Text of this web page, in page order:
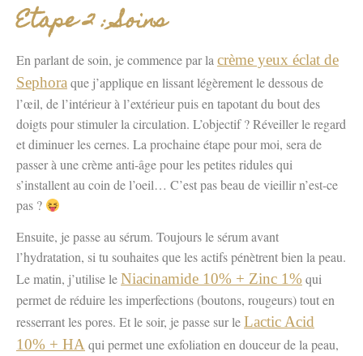
Etape 2 : Soins
En parlant de soin, je commence par la crème yeux éclat de
Sephora que j’applique en lissant légèrement le dessous de
l’œil, de l’intérieur à l’extérieur puis en tapotant du bout des
doigts pour stimuler la circulation. L’objectif ? Réveiller le regard
et diminuer les cernes. La prochaine étape pour moi, sera de
passer à une crème anti-âge pour les petites ridules qui
s’installent au coin de l’oeil… C’est pas beau de vieillir n’est-ce
pas ?
Ensuite, je passe au sérum. Toujours le sérum avant
l’hydratation, si tu souhaites que les actifs pénètrent bien la peau.
Le matin, j’utilise leNiacinamide 10% + Zinc 1% qui
permet de réduire les imperfections (boutons, rougeurs) tout en
resserrant les pores. Et le soir, je passe sur leLactic Acid
10% + HAqui permet une exfoliation en douceur de la peau,